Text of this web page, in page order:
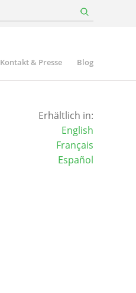
Kontakt & Presse Blog
Erhältlich in:
English
Français
Español